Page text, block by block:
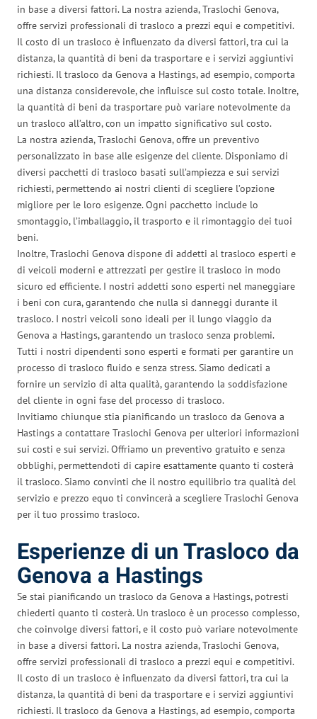
in base a diversi fattori. La nostra azienda, Traslochi Genova,
offre servizi professionali di trasloco a prezzi equi e competitivi.
Il costo di un trasloco è influenzato da diversi fattori, tra cui la
distanza, la quantità di beni da trasportare e i servizi aggiuntivi
richiesti. Il trasloco da Genova a Hastings, ad esempio, comporta
una distanza considerevole, che influisce sul costo totale. Inoltre,
la quantità di beni da trasportare può variare notevolmente da
un trasloco all’altro, con un impatto significativo sul costo.
La nostra azienda, Traslochi Genova, offre un preventivo
personalizzato in base alle esigenze del cliente. Disponiamo di
diversi pacchetti di trasloco basati sull’ampiezza e sui servizi
richiesti, permettendo ai nostri clienti di scegliere l’opzione
migliore per le loro esigenze. Ogni pacchetto include lo
smontaggio, l’imballaggio, il trasporto e il rimontaggio dei tuoi
beni.
Inoltre, Traslochi Genova dispone di addetti al trasloco esperti e
di veicoli moderni e attrezzati per gestire il trasloco in modo
sicuro ed efficiente. I nostri addetti sono esperti nel maneggiare
i beni con cura, garantendo che nulla si danneggi durante il
trasloco. I nostri veicoli sono ideali per il lungo viaggio da
Genova a Hastings, garantendo un trasloco senza problemi.
Tutti i nostri dipendenti sono esperti e formati per garantire un
processo di trasloco fluido e senza stress. Siamo dedicati a
fornire un servizio di alta qualità, garantendo la soddisfazione
del cliente in ogni fase del processo di trasloco.
Invitiamo chiunque stia pianificando un trasloco da Genova a
Hastings a contattare Traslochi Genova per ulteriori informazioni
sui costi e sui servizi. Offriamo un preventivo gratuito e senza
obblighi, permettendoti di capire esattamente quanto ti costerà
il trasloco. Siamo convinti che il nostro equilibrio tra qualità del
servizio e prezzo equo ti convincerà a scegliere Traslochi Genova
per il tuo prossimo trasloco.
Esperienze di un Trasloco da
Genova a Hastings
Se stai pianificando un trasloco da Genova a Hastings, potresti
chiederti quanto ti costerà. Un trasloco è un processo complesso,
che coinvolge diversi fattori, e il costo può variare notevolmente
in base a diversi fattori. La nostra azienda, Traslochi Genova,
offre servizi professionali di trasloco a prezzi equi e competitivi.
Il costo di un trasloco è influenzato da diversi fattori, tra cui la
distanza, la quantità di beni da trasportare e i servizi aggiuntivi
richiesti. Il trasloco da Genova a Hastings, ad esempio, comporta